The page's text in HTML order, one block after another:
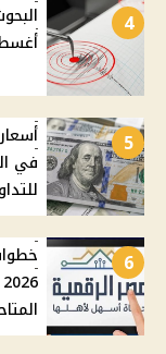
4
5
في
6